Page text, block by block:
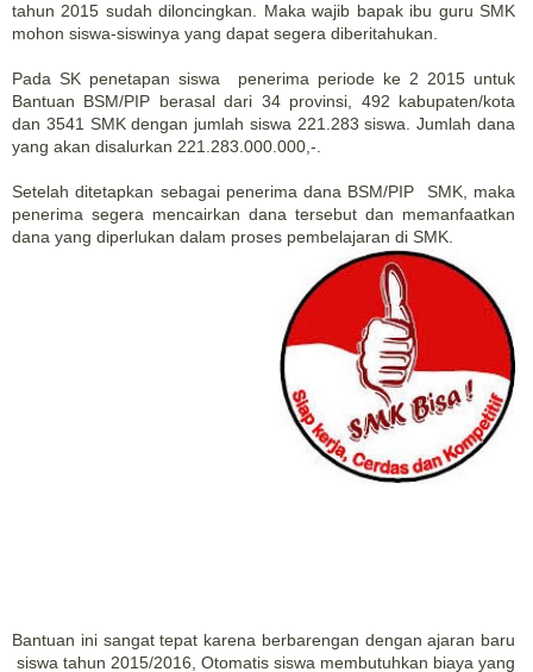
tahun 2015 sudah diloncingkan. Maka wajib bapak ibu guru SMK
mohon siswa-siswinya yang dapat segera diberitahukan.
Pada SK penetapan siswa penerima periode ke 2 2015 untuk
Bantuan BSM/PIP berasal dari 34 provinsi, 492 kabupaten/kota
dan 3541 SMK dengan jumlah siswa 221.283 siswa. Jumlah dana
yang akan disalurkan 221.283.000.000,-.
Setelah ditetapkan sebagai penerima dana BSM/PIP SMK, maka
penerima segera mencairkan dana tersebut dan memanfaatkan
dana yang diperlukan dalam proses pembelajaran di SMK.
Bantuan ini sangat tepat karena berbarengan dengan ajaran baru
siswa tahun 2015/2016, Otomatis siswa membutuhkan biaya yang